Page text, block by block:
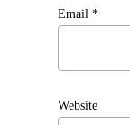
Email *
Website